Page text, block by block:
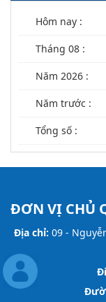
Hôm nay :
Tháng 08 :
Năm 2026 :
Năm trước :
Tổng số :
ĐƠN VỊ CHỦ
Địa chỉ: 09 -